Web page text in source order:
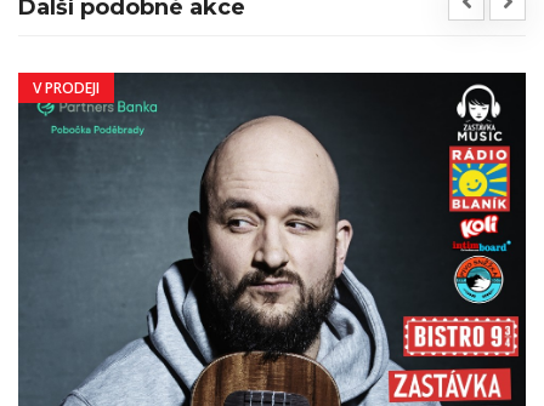
Další podobné akce
V PRODEJI